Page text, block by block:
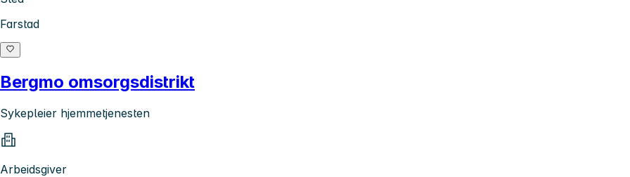
Farstad
Bergmo omsorgsdistrikt
Sykepleier hjemmetjenesten
Arbeidsgiver